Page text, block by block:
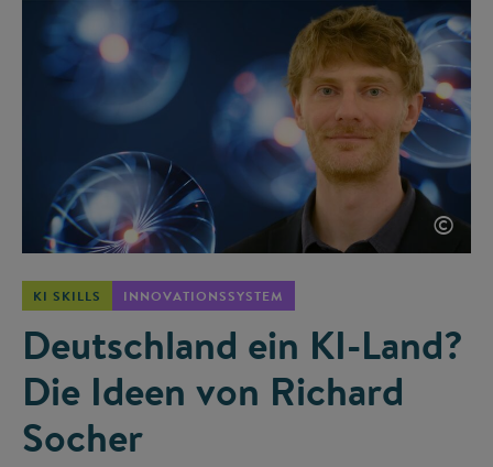
©
KI SKILLS INNOVATIONSSYSTEM
Deutschland ein KI-Land?
Die Ideen von Richard
Socher